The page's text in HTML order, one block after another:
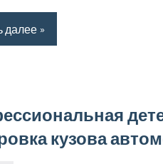
далее
кузова